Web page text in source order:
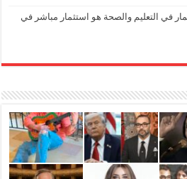
في التعليم والصحة هو استثمار مباشر في